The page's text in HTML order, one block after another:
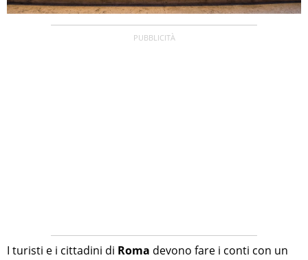
I turisti e i cittadini di Roma devono fare i conti con un